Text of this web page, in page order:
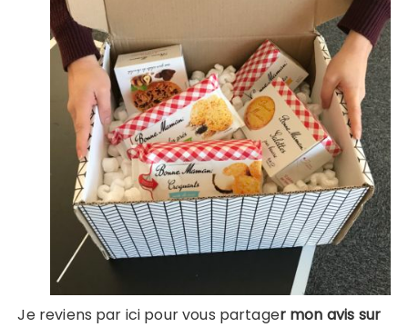
Je reviens par ici pour vous partager mon avis sur